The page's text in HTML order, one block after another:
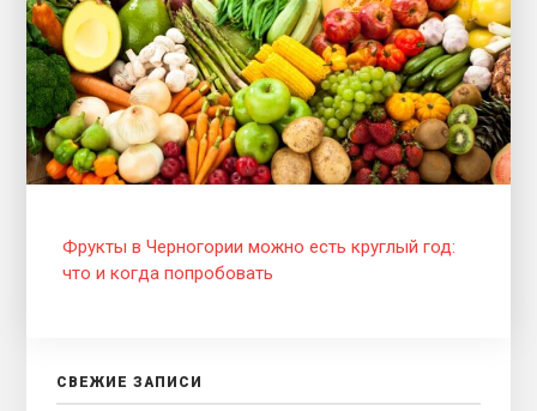
Фрукты в Черногории можно есть круглый год:
что и когда попробовать
СВЕЖИЕ ЗАПИСИ